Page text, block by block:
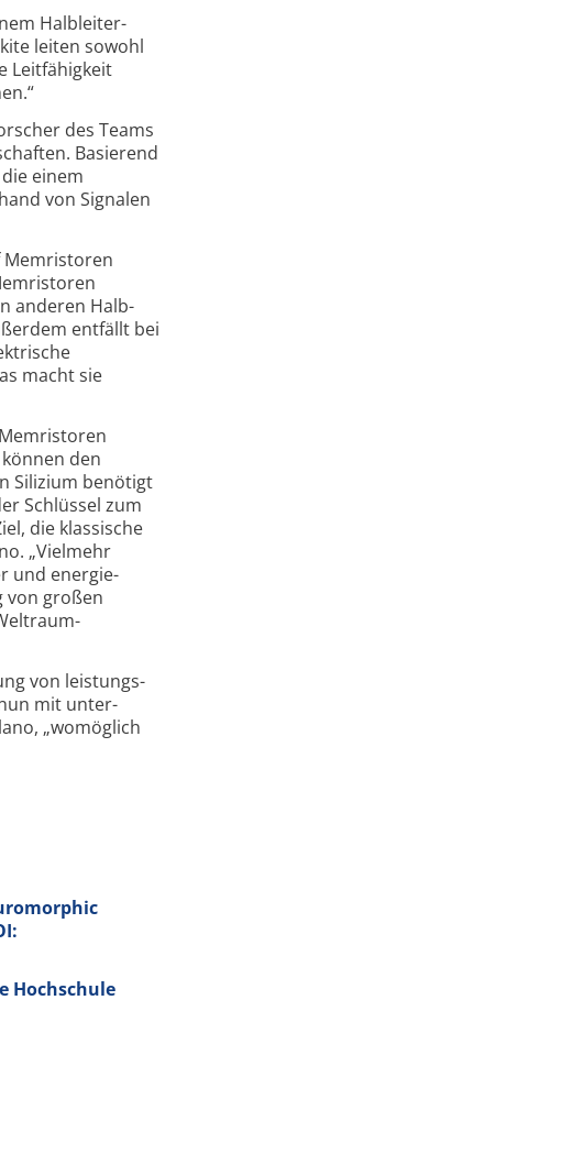
Halb­leiter­
leiten sowohl
Leit­fähig­keit
des Teams
Basierend
einem
von Signalen
Memristoren
anderen Halb­
entfällt bei
macht sie
den
Silizium benötigt
Schlüssel zum
die klassische
„Vielmehr
und energie­
von großen
von leistungs­
nun mit unter­
„womöglich
Hochschule